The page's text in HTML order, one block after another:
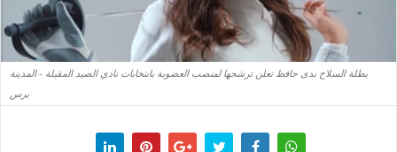
بطلة السلاح ندى حافظ تعلن ترشحها لمنصب العضوية بانتخابات نادي الصيد المقبلة - المدينة
برس